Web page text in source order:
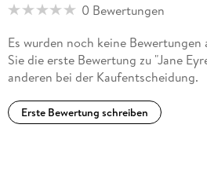
0 Bewertungen
Es wurden noch keine Bewertungen
Sie die erste Bewertung zu "Jane
anderen bei der Kaufentscheidung.
Erste Bewertung schreiben